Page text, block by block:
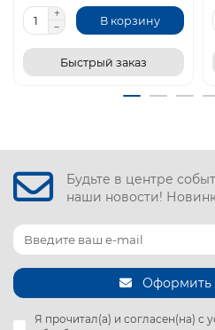
В корзину
Быстрый заказ
Будьте в центре
наши новости!
Оформить
Я прочитал(а) и согласен(на) с